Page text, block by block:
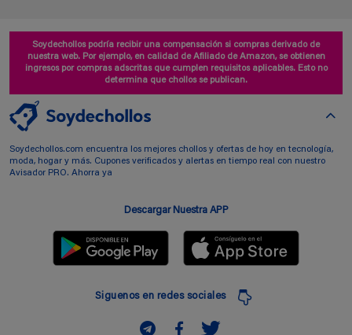
Soydechollos podría recibir una compensación si compras derivado de
nuestra web. Por ejemplo, en calidad de Afiliado de Amazon, se obtienen
ingresos por compras adscritas que cumplen requisitos aplicables. Esto no
determina que chollos se publican.
Soydechollos.com encuentra los mejores chollos y ofertas de hoy en tecnología,
moda, hogar y más. Cupones verificados y alertas en tiempo real con nuestro
Avisador PRO. Ahorra ya
Descargar Nuestra APP
Siguenos en redes sociales